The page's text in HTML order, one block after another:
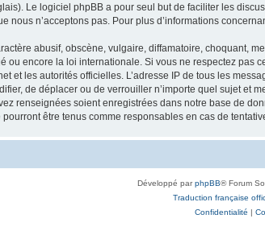
Le logiciel phpBB a pour seul but de faciliter les
nous n’acceptons pas. Pour plus d’informations
abusif, obscène, vulgaire, diffamatoire, choquant,
ou encore la loi internationale. Si vous ne respectez
et les autorités officielles. L’adresse IP de tous les
de déplacer ou de verrouiller n’importe quel sujet et
renseignées soient enregistrées dans notre base de
être tenus comme responsables en cas de
Développé parphpBB® Forum
Traduction française
Confidentialité |